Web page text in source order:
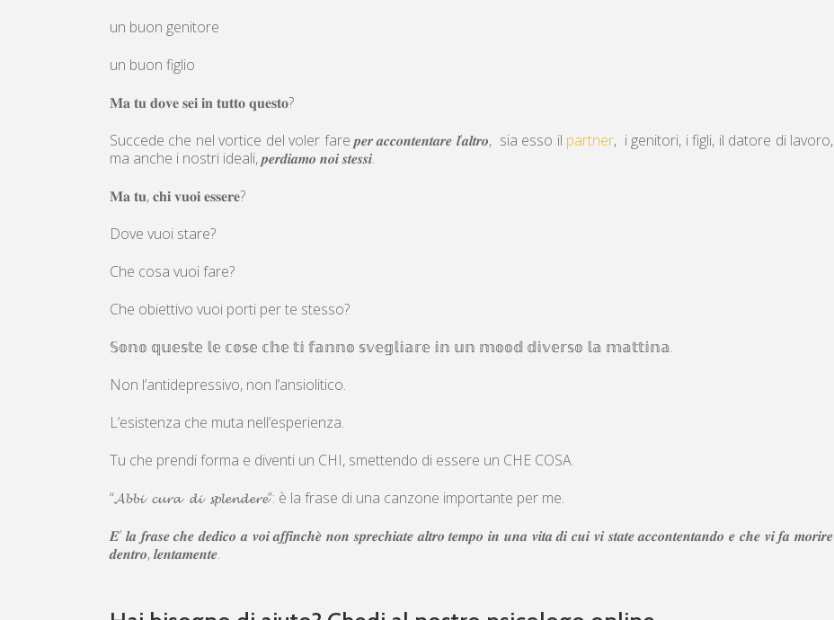
un buon genitore
un buon figlio
𝐌𝐚 𝐭𝐮 𝐝𝐨𝐯𝐞 𝐬𝐞𝐢 𝐢𝐧 𝐭𝐮𝐭𝐭𝐨 𝐪𝐮𝐞𝐬𝐭𝐨?
Succede che nel vortice del voler fare 𝒑𝒆𝒓 𝒂𝒄𝒄𝒐𝒏𝒕𝒆𝒏𝒕𝒂𝒓𝒆 𝒍’𝒂𝒍𝒕𝒓𝒐, sia esso il partner, i genitori, i figli, il datore di lavoro,
ma anche i nostri ideali, 𝒑𝒆𝒓𝒅𝒊𝒂𝒎𝒐 𝒏𝒐𝒊 𝒔𝒕𝒆𝒔𝒔𝒊.
𝐌𝐚 𝐭𝐮, 𝐜𝐡𝐢 𝐯𝐮𝐨𝐢 𝐞𝐬𝐬𝐞𝐫𝐞?
Dove vuoi stare?
Che cosa vuoi fare?
Che obiettivo vuoi porti per te stesso?
𝕊𝕠𝕟𝕠 𝕢𝕦𝕖𝕤𝕥𝕖 𝕝𝕖 𝕔𝕠𝕤𝕖 𝕔𝕙𝕖 𝕥𝕚 𝕗𝕒𝕟𝕟𝕠 𝕤𝕧𝕖𝕘𝕝𝕚𝕒𝕣𝕖 𝕚𝕟 𝕦𝕟 𝕞𝕠𝕠𝕕 𝕕𝕚𝕧𝕖𝕣𝕤𝕠 𝕝𝕒 𝕞𝕒𝕥𝕥𝕚𝕟𝕒.
Non l’antidepressivo, non l’ansiolitico.
L’esistenza che muta nell’esperienza.
Tu che prendi forma e diventi un CHI, smettendo di essere un CHE COSA.
“𝓐𝓫𝓫𝓲 𝓬𝓾𝓻𝓪 𝓭𝓲 𝓼𝓹𝓵𝓮𝓷𝓭𝓮𝓻𝓮”: è la frase di una canzone importante per me.
𝑬’ 𝒍𝒂 𝒇𝒓𝒂𝒔𝒆 𝒄𝒉𝒆 𝒅𝒆𝒅𝒊𝒄𝒐 𝒂 𝒗𝒐𝒊 𝒂𝒇𝒇𝒊𝒏𝒄𝒉𝒆̀ 𝒏𝒐𝒏 𝒔𝒑𝒓𝒆𝒄𝒉𝒊𝒂𝒕𝒆 𝒂𝒍𝒕𝒓𝒐 𝒕𝒆𝒎𝒑𝒐 𝒊𝒏 𝒖𝒏𝒂 𝒗𝒊𝒕𝒂 𝒅𝒊 𝒄𝒖𝒊 𝒗𝒊 𝒔𝒕𝒂𝒕𝒆 𝒂𝒄𝒄𝒐𝒏𝒕𝒆𝒏𝒕𝒂𝒏𝒅𝒐 𝒆 𝒄𝒉𝒆 𝒗𝒊 𝒇𝒂 𝒎𝒐𝒓𝒊𝒓𝒆
𝒅𝒆𝒏𝒕𝒓𝒐, 𝒍𝒆𝒏𝒕𝒂𝒎𝒆𝒏𝒕𝒆.